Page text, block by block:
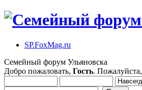
SP.FoxMag.ru
Семейный форум Ульяновска
Добро пожаловать, Гость. Пожалуйста,